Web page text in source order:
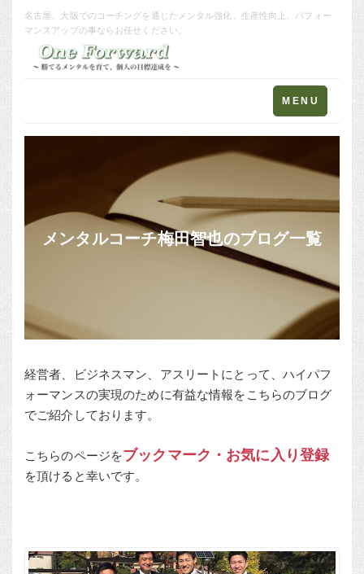
名古屋、大阪でのコーチングを通じたメンタル強化、生産性向上、パフォー
マンスアップの事ならお任せください。
Toggle
navigation
MENU
メンタルコーチ梅田智也のブログ一覧
経営者、ビジネスマン、アスリートにとって、ハイパフ
ォーマンスの実現のために有益な情報をこちらのブログ
でご紹介しております。
こちらのページをブックマーク・お気に入り登録
を頂けると幸いです。